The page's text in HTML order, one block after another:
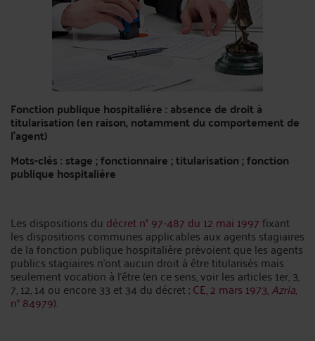
Fonction publique hospitalière : absence de droit à
titularisation (en raison, notamment du comportement de
l’agent)
Mots-clés : stage ; fonctionnaire ; titularisation ; fonction
publique hospitalière
Les dispositions du décret n° 97-487 du 12 mai 1997fixant
les dispositions communes applicables aux agents stagiaires
de la fonction publique hospitalière prévoient que les agents
publics stagiaires n’ont aucun droit à être titularisés mais
seulement vocation à l’être (en ce sens, voir les articles 1er, 3,
7, 12, 14 ou encore 33 et 34 du décret ;CE, 2 mars 1973,Azria,
n° 84979).